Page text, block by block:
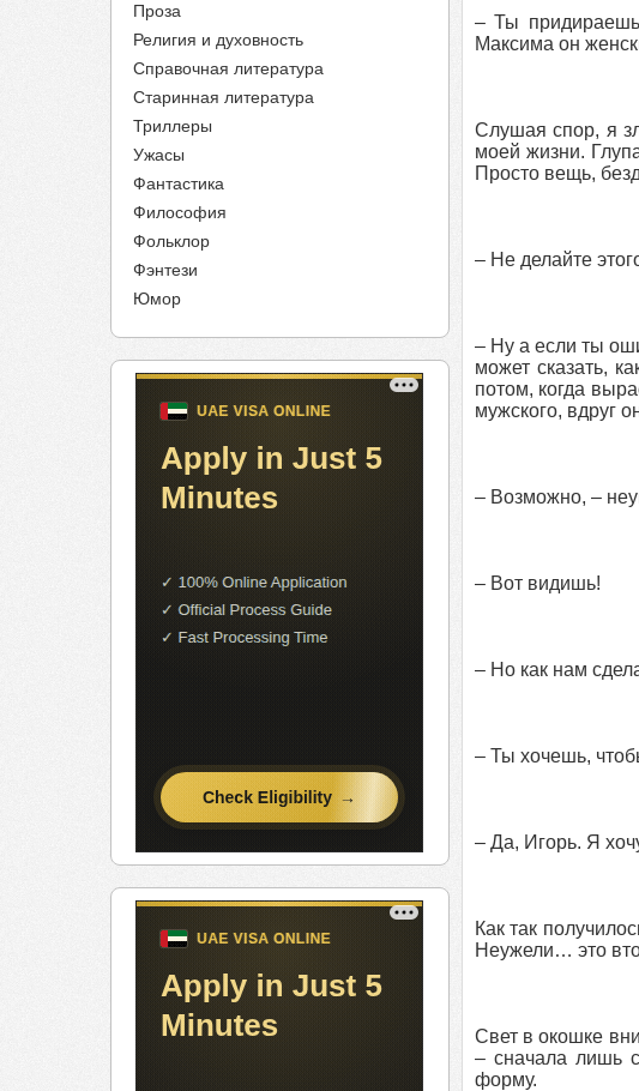
Проза
Религия и духовность
Справочная литература
Старинная литература
Триллеры
Ужасы
Фантастика
Философия
Фольклор
Фэнтези
Юмор
– Ты
Максима он
Слушая спор, я
моей жизни.
Просто вещь,
– Не делайте
– Ну а если ты
может сказать,
потом, когда
мужского, вдруг
– Возможно, –
– Вот видишь!
– Но как нам
– Ты хочешь,
– Да, Игорь. Я
Как так
Неужели… это
Свет в окошке
– сначала лишь
форму.